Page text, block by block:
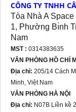
CÔNG TY TNHH
Tòa Nhà A
1, Phường Bı̀nh
Nam
MST : 0314383635
VĂN PHÒNG HỒ CHÍ
Địa chỉ: 205/14 Cách
Minh, Việt Nam
VĂN PHÒNG HÀ NỘI
Địa chỉ: N07B Liền kề